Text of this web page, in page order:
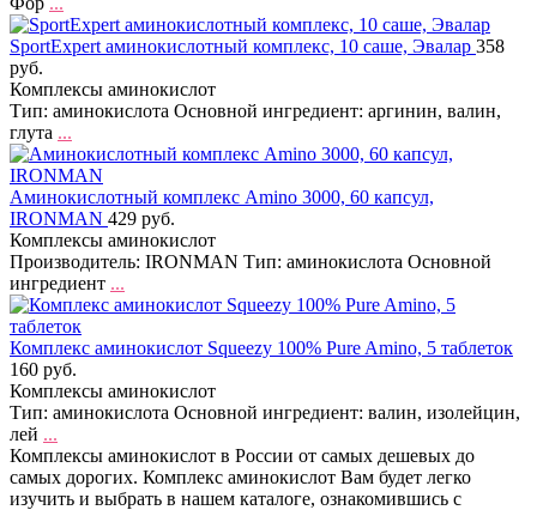
SportExpert аминокислотный комплекс, 10 саше, Эвалар 358
руб.
Комплексы аминокислот
Тип: аминокислота Основной ингредиент: аргинин, валин,
глута ...
Аминокислотный комплекс Amino 3000, 60 капсул,
IRONMAN 429 руб.
Комплексы аминокислот
Производитель: IRONMAN Тип: аминокислота Основной
ингредиент ...
Комплекс аминокислот Squeezy 100% Pure Amino, 5 таблеток
160 руб.
Комплексы аминокислот
Тип: аминокислота Основной ингредиент: валин, изолейцин,
лей ...
Комплексы аминокислот в России от самых дешевых до
самых дорогих. Комплекс аминокислот Вам будет легко
изучить и выбрать в нашем каталоге, ознакомившись с